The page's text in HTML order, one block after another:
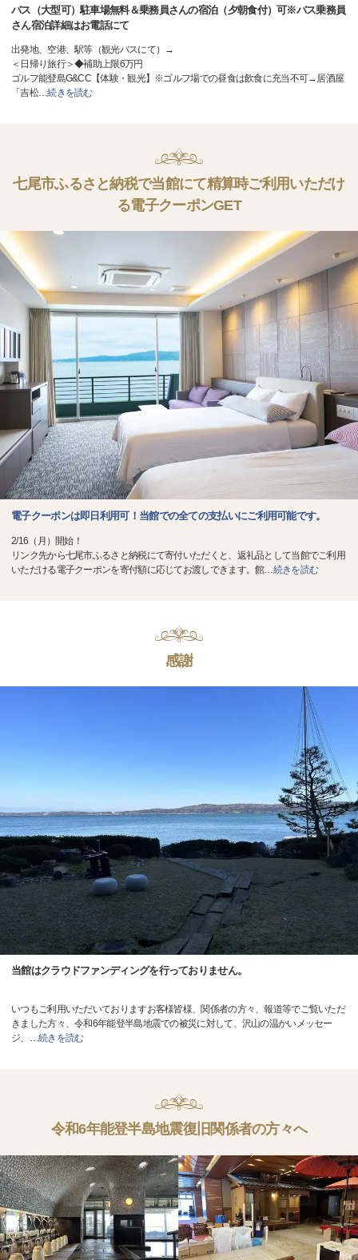
バス（大型可）駐車場無料＆乗務員さんの宿泊（夕朝食付）可※バス乗務員
さん宿泊詳細はお電話にて
出発地、空港、駅等（観光バスにて）→
＜日帰り旅行＞◆補助上限6万円
ゴルフ能登島G&CC【体験・観光】※ゴルフ場での昼食は飲食に充当不可→居酒屋
「吉松…続きを読む
七尾市ふるさと納税で当館にて精算時ご利用いただけ
る電子クーポンGET
電子クーポンは即日利用可！当館での全ての支払いにご利用可能です。
2/16（月）開始！
リンク先から七尾市ふるさと納税にて寄付いただくと、返礼品として当館でご利用
いただける電子クーポンを寄付額に応じてお渡しできます。館…続きを読む
感謝
当館はクラウドファンディングを行っておりません。
いつもご利用いただいておりますお客様皆様、関係者の方々、報道等でご覧いただ
きました方々、令和6年能登半島地震での被災に対して、沢山の温かいメッセー
ジ、 …続きを読む
令和6年能登半島地震復旧関係者の方々へ